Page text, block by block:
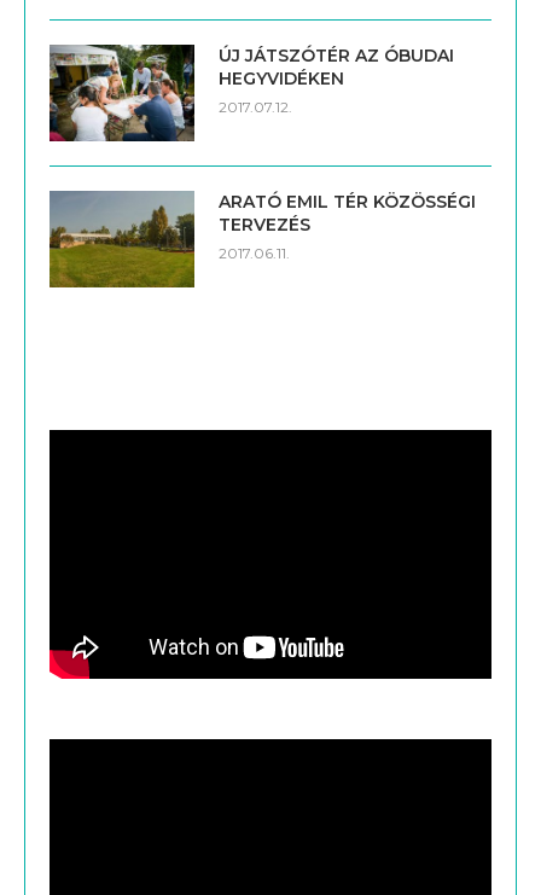
ÚJ JÁTSZÓTÉR AZ ÓBUDAI
HEGYVIDÉKEN
2017.07.12.
ARATÓ EMIL TÉR KÖZÖSSÉGI
TERVEZÉS
2017.06.11.